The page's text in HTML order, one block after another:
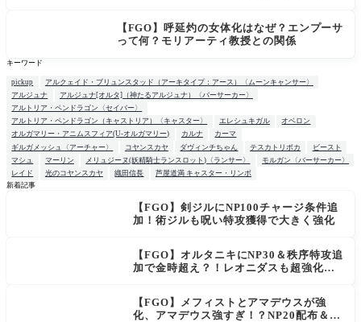
【FGO】呼延灼の女体化はなぜ？エンプーサ
って何？モリアーティ教授との関係
キーワード
pickup
アルクェイド・ブリュンスタッド（アーキタイプ：アース）〈ムーンキャンサー〉
アルジュナ
アルジュナ[オルタ]（神たるアルジュナ）〈バーサーカー〉
アルトリア・ペンドラゴン〈セイバー〉
アルトリア・ペンドラゴン（キャストリア）〈キャスター〉
エレシュキガル
オベロン
オルガマリー・アニムスフィア(U-オルガマリー)
カルナ
カーマ
ギルガメッシュ〈アーチャー〉
コヤンスカヤ ダヴィンチちゃん テスカトリポカ
ビースト
マシュ
マーリン メリュジーヌ(妖精騎士ランスロット)〈ランサー〉
モルガン〈バーサーカー〉
レイド
光のコヤンスカヤ 織田信長
芦屋道満 キャスター・リンボ
新着記事
【FGO】剣ジルにNP100チャージ条件追
加！術ジルも呪い特攻獲得で大きく強化
【FGO】オルタニキにNP30＆秩序特攻追
加で金時超え？！レオニダスも超強化で
【FGO】メフィストとアマデウスが強
化、アマデウス強すぎ！？NP20配布＆Ar